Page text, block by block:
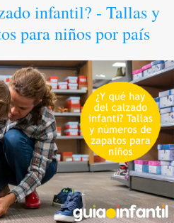
infantil? - Tallas y
para niños por país